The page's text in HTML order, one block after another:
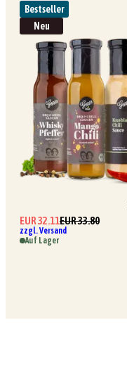
Bestseller
Neu
EUR 32.11EUR 33.80
zzgl. Versand
Auf Lager